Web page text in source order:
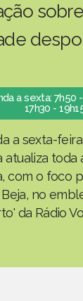
a sexta: 7h50
17h30 -
a sexta-
atualiza toda
com o foco
no
da Rádio